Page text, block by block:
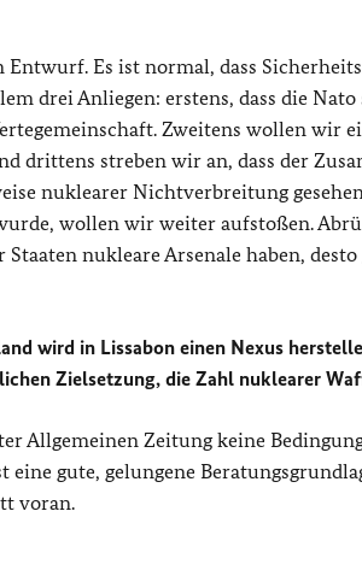
Es ist normal, dass
drei Anliegen: erstens, dass die
Zweitens wollen wir
drittens streben wir an, dass der
nuklearer Nichtverbreitung
wollen wir weiter aufstoßen.
nukleare Arsenale haben,
wird in Lissabon einen Nexus
Zielsetzung, die Zahl nuklearer
Allgemeinen Zeitung keine
gute, gelungene
voran.